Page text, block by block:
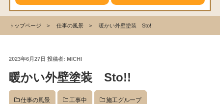
トップページ 仕事の風景 暖かい外壁塗装 Sto!!
投
日:
2023年6月27日 投稿者: MICHI
暖かい外壁塗装 Sto!!
仕事の風景 工事中 施工グループ
収納
イベント